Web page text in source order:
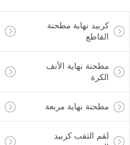
كربيد نهاية مطحنة
القاطع
مطحنة نهاية الأنف
الكرة
مطحنة نهاية مربعة
لقم الثقب كربيد